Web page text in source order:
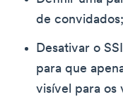
de convidados;
Desativar o
para que
visível para os